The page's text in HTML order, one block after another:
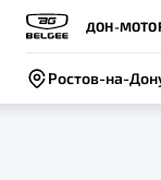
ДОН-
Ростов-на-